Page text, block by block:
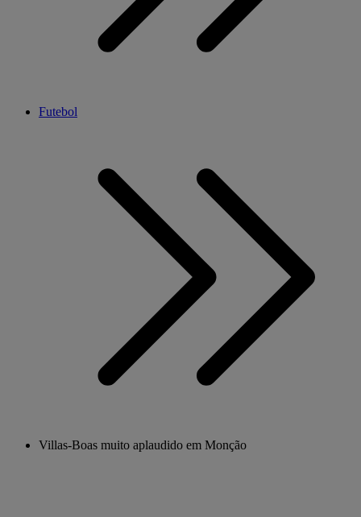
Futebol
Villas-Boas muito aplaudido em Monção